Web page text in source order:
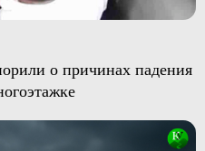
о причинах падения